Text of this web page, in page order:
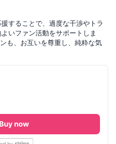
することで、過度な干渉やトラ
いファン活動をサポートしま
も、お互いを尊重し、純粋な気
Buy now